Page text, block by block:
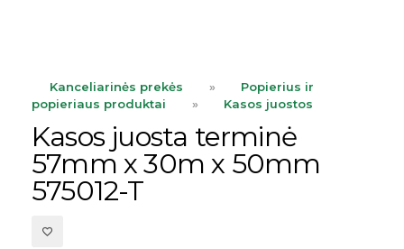
Kanceliarinės prekės »
Popierius ir
popieriaus produktai
» Kasos juostos
Kasos juosta terminė
57mm x 30m x 50mm
575012-T